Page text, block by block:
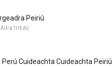
Peiriú
& THEAS
Perú Cuideachta Cuideachta Peiriú